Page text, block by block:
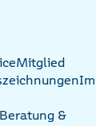
Mitglied
Im
Beratung &